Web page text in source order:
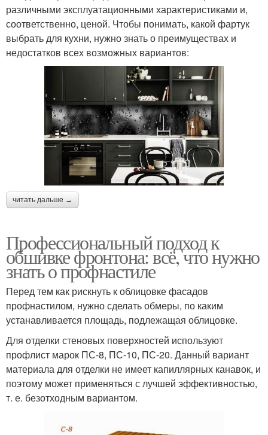
различными эксплуатационными характеристиками и,
соответственно, ценой. Чтобы понимать, какой фартук
выбрать для кухни, нужно знать о преимуществах и
недостатков всех возможных вариантов:
читать дальше →
Профессиональный подход к
обшивке фронтона: всё, что нужно
знать о профнастиле
Перед тем как рискнуть к облицовке фасадов
профнастилом, нужно сделать обмеры, по каким
устанавливается площадь, подлежащая облицовке.
Для отделки стеновых поверхностей используют
профлист марок ПС-8, ПС-10, ПС-20. Данный вариант
материала для отделки не имеет капиллярных канавок, и
поэтому может применяться с лучшей эффективностью,
т. е. безотходным вариантом.